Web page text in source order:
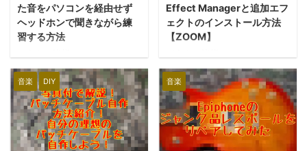
た音をパソコンを経由せず
ヘッドホンで聞きながら練
習する方法
っっぁんぼうやです。 以前、
真空管アンプベッドのみでパ
ソコンを使って録音する方法
を紹介しました。しかし、録
音せずに練習する時に、いち
いちパソコンを引っ張り出し
て練習するのは面倒くさい！
Effect Managerと追加エフ
ェクトのインストール方法
【ZOOM】
っつぁんぼうやです。 数年前
にZOOMのコンパクトマルチ
エフェクターMS-50Gを買って
愛用しているのですが、取扱
説明書を失くして困っていま
した・・・。 最近はホームペ
ージに取扱説明書が公開され
音楽 DIY 音楽